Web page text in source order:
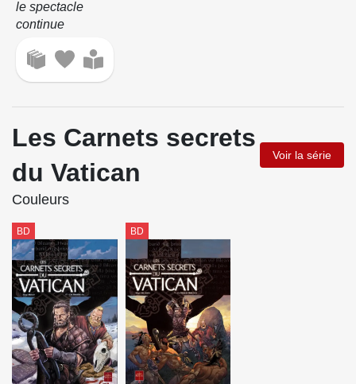
le spectacle
continue
Les Carnets secrets
du Vatican
Voir la série
Couleurs
BD BD